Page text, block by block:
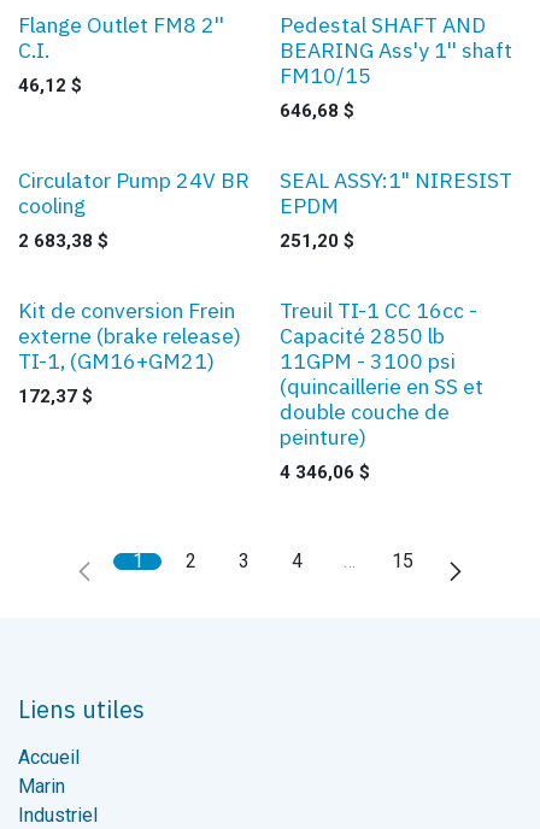
Flange Outlet FM8 2''
C.I.
46,12 $
Pedestal SHAFT AND
BEARING Ass'y 1'' shaft
FM10/15
646,68 $
Circulator Pump 24V BR
cooling
2 683,38 $
SEAL ASSY:1" NIRESIST
EPDM
251,20$
Kit de conversion Frein
externe (brake release)
TI-1, (GM16+GM21)
172,37 $
Treuil TI-1 CC 16cc -
Capacité 2850 lb
11GPM - 3100 psi
(quincaillerie en SS et
double couche de
peinture)
4 346,06 $
1 2 3 4 … 15
Liens utiles
Accueil
Marin
Industriel